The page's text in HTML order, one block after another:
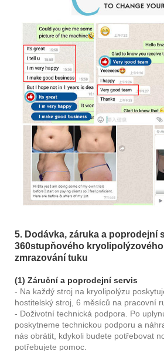
5. Dodávka, záruka a poprodejní
360stupňového
zmrazování tuku
(1) Záruční a poprodejní servis
- Na každý stroj na kryolipolýzu
hostitelský stroj, 6 měsíců na pracovní
- Doživotní technická podpora. Po
poskytneme technickou podporu a
nás obrátit, kdykoli budete potřebovat
potřebujete pomoc.